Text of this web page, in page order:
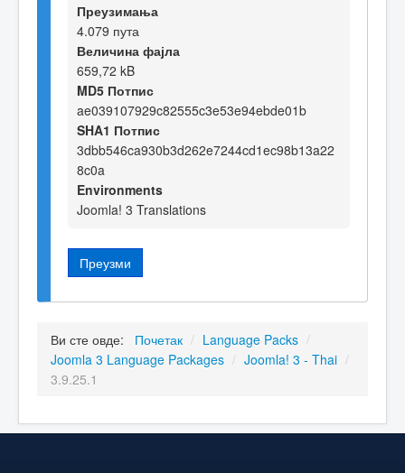
Преузимања
4.079 пута
Величина фајла
659,72 kB
MD5 Потпис
ae039107929c82555c3e53e94ebde01b
SHA1 Потпис
3dbb546ca930b3d262e7244cd1ec98b13a22
8c0a
Environments
Joomla! 3 Translations
Преузми
Ви сте овде: Почетак / Language Packs /
Joomla 3 Language Packages / Joomla! 3 - Thai /
3.9.25.1